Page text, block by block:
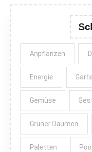
Anpflanzen
Energie
Gemüse
Grüner Daumen
Paletten Pool